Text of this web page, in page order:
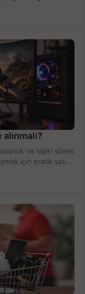
ve tepki süresi
için pratik satın